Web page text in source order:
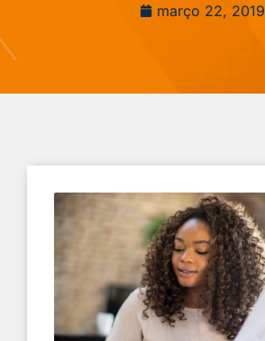
março 22, 2019